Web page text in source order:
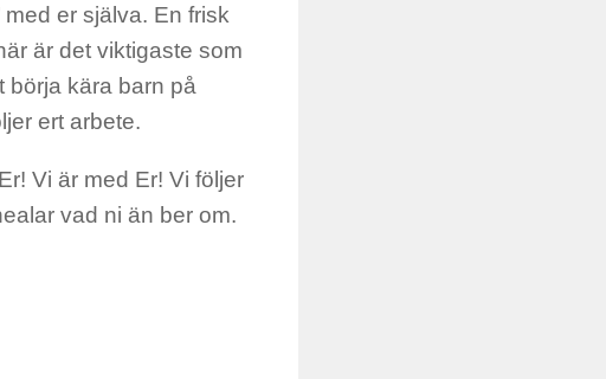
er själva. En frisk
är det viktigaste som
börja kära barn på
ert arbete.
Vi är med Er! Vi följer
vad ni än ber om.